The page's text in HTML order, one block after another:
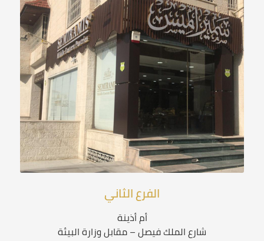
الفرع الثاني
أم أذينة
شارع الملك فيصل – مقابل وزارة البيئة